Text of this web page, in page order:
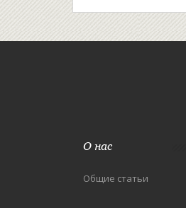
О нас
Общие статьи